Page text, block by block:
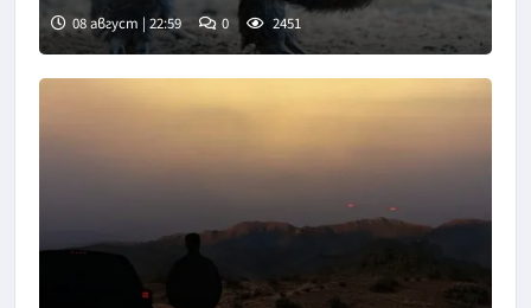
08 август | 22:59 0 2451